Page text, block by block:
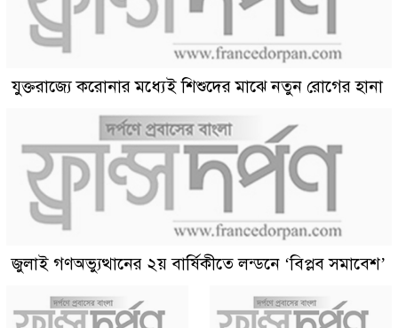
যুক্তরাজ্যে করোনার মধ্যেই শিশুদের মাঝে নতুন রোগের হানা
জুলাই গণঅভ্যুত্থানের ২য় বার্ষিকীতে লন্ডনে ‘বিপ্লব সমাবেশ’